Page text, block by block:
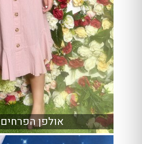
אולפן הפרחים